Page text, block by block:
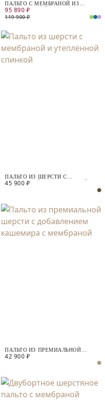
ПАЛЬТО С МЕМБРАНОЙ ИЗ
ПРЕМИАЛЬНОЙ ШЕРСТИ И
ШЕРСТИ АЛЬПАКА
95 890 ₽
119 900 ₽
ПАЛЬТО ИЗ ШЕРСТИ С
МЕМБРАНОЙ И УТЕПЛЁННОЙ
45 900 ₽
ПАЛЬТО ИЗ ПРЕМИАЛЬНОЙ
ШЕРСТИ С ДОБАВЛЕНИЕМ
42 900 ₽